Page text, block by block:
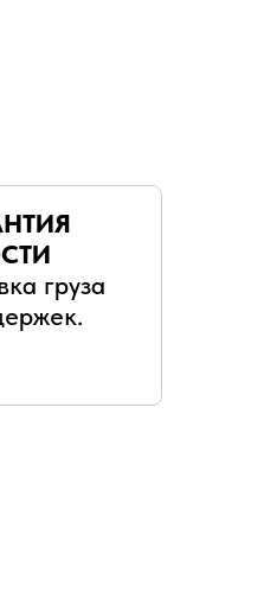
груза